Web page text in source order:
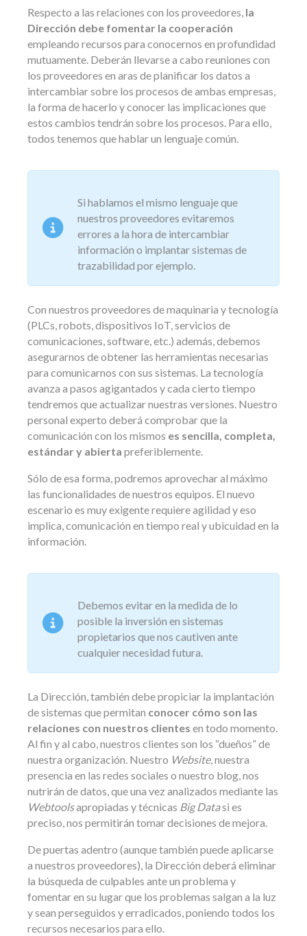
Respecto a las relaciones con los proveedores, la
Dirección debe fomentar la cooperación
empleando recursos para conocernos en profundidad
mutuamente. Deberán llevarse a cabo reuniones con
los proveedores en aras de planificar los datos a
intercambiar sobre los procesos de ambas empresas,
la forma de hacerlo y conocer las implicaciones que
estos cambios tendrán sobre los procesos. Para ello,
todos tenemos que hablar un lenguaje común.
Si hablamos el mismo lenguaje que
nuestros proveedores evitaremos
errores a la hora de intercambiar
información o implantar sistemas de
trazabilidad por ejemplo.
Con nuestros proveedores de maquinaria y tecnología
(PLCs, robots, dispositivos IoT, servicios de
comunicaciones, software, etc.) además, debemos
asegurarnos de obtener las herramientas necesarias
para comunicarnos con sus sistemas. La tecnología
avanza a pasos agigantados y cada cierto tiempo
tendremos que actualizar nuestras versiones. Nuestro
personal experto deberá comprobar que la
comunicación con los mismos es sencilla, completa,
estándar y abierta preferiblemente.
Sólo de esa forma, podremos aprovechar al máximo
las funcionalidades de nuestros equipos. El nuevo
escenario es muy exigente requiere agilidad y eso
implica, comunicación en tiempo real y ubicuidad en la
información.
Debemos evitar en la medida de lo
posible la inversión en sistemas
propietarios que nos cautiven ante
cualquier necesidad futura.
La Dirección, también debe propiciar la implantación
de sistemas que permitan conocer cómo son las
relaciones con nuestros clientes en todo momento.
Al fin y al cabo, nuestros clientes son los “dueños” de
nuestra organización. Nuestro Website, nuestra
presencia en las redes sociales o nuestro blog, nos
nutrirán de datos, que una vez analizados mediante las
Webtoolsapropiadas y técnicas Big Datasi es
preciso, nos permitirán tomar decisiones de mejora.
De puertas adentro (aunque también puede aplicarse
a nuestros proveedores), la Dirección deberá eliminar
la búsqueda de culpables ante un problema y
fomentar en su lugar que los problemas salgan a la luz
y sean perseguidos y erradicados, poniendo todos los
recursos necesarios para ello.